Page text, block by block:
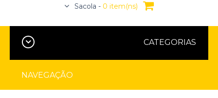
Sacola - 0 item(ns)
CATEGORIAS
NAVEGAÇÃO